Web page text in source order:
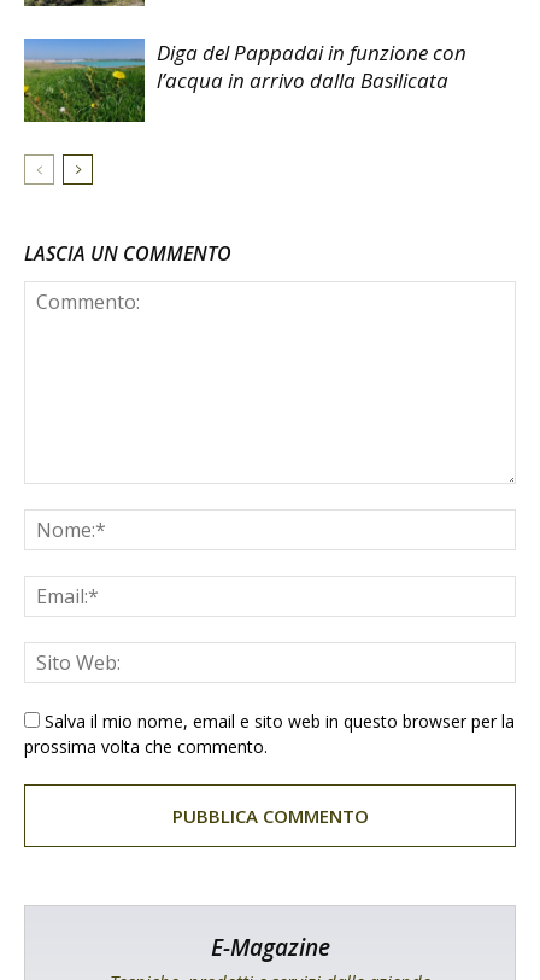
Diga del Pappadai in funzione con
l’acqua in arrivo dalla Basilicata
LASCIA UN COMMENTO
Salva il mio nome, email e sito web in questo browser per la
prossima volta che commento.
E-Magazine